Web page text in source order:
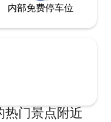
内部免费停车位
热门景点附近